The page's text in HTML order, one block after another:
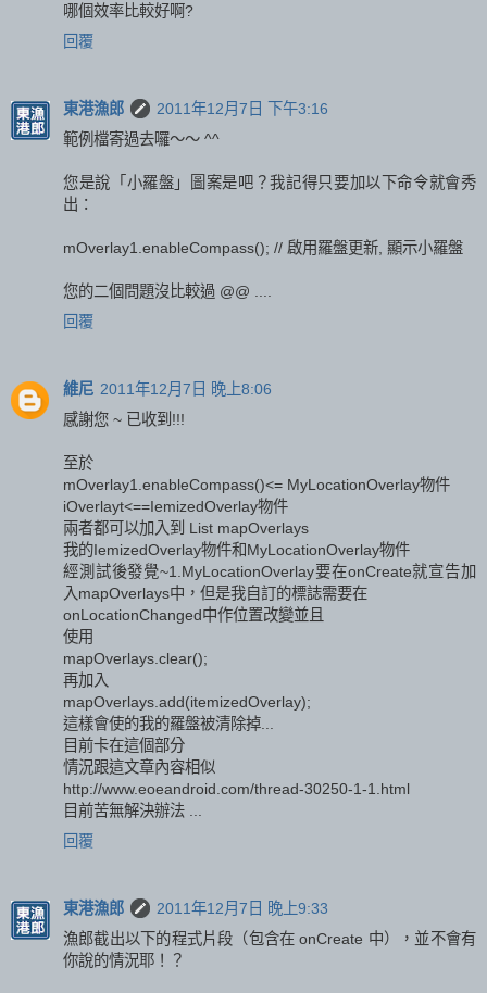
哪個效率比較好啊?
回覆
東港漁郎
2011年12月7日 下午3:16
範例檔寄過去囉～～ ^^
您是說「小羅盤」圖案是吧？我記得只要加以下命令就會秀
出：
mOverlay1.enableCompass(); // 啟用羅盤更新, 顯示小羅盤
您的二個問題沒比較過 @@ ....
回覆
維尼 2011年12月7日 晚上8:06
感謝您 ~ 已收到!!!
至於
mOverlay1.enableCompass()<= MyLocationOverlay物件
iOverlayt<==IemizedOverlay物件
兩者都可以加入到 List mapOverlays
我的IemizedOverlay物件和MyLocationOverlay物件
經測試後發覺~1.MyLocationOverlay要在onCreate就宣告加
入mapOverlays中，但是我自訂的標誌需要在
onLocationChanged中作位置改變並且
使用
mapOverlays.clear();
再加入
mapOverlays.add(itemizedOverlay);
這樣會使的我的羅盤被清除掉...
目前卡在這個部分
情況跟這文章內容相似
http://www.eoeandroid.com/thread-30250-1-1.html
目前苦無解決辦法 ...
回覆
東港漁郎
2011年12月7日 晚上9:33
漁郎截出以下的程式片段（包含在 onCreate 中），並不會有
你說的情況耶！？